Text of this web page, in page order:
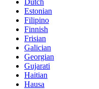
Dutch
Estonian
Filipino
Finnish
Frisian
Galician
Georgian
Gujarati
Haitian
Hausa